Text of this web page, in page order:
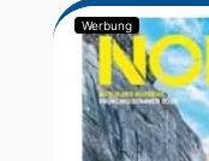
Werbung